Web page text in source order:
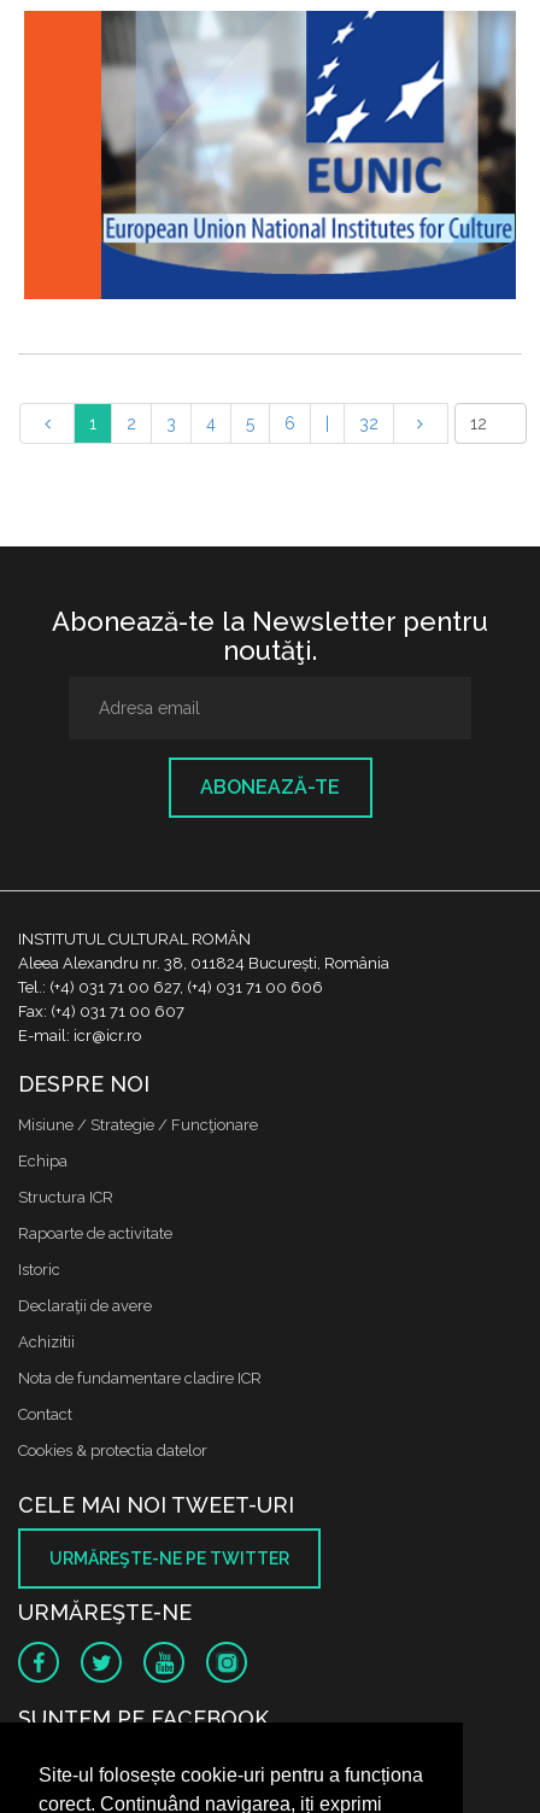
Site-ul folosește cookie-uri pentru a funcționa
corect. Continuând navigarea, iți exprimi
1 2 3 4 5 6 32
Abonează-te la Newsletter pentru
noutăţi.
ABONEAZĂ-TE
INSTITUTUL CULTURAL ROMÂN
Aleea Alexandru nr. 38, 011824 București, România
Tel.: (+4) 031 71 00 627, (+4) 031 71 00 606
Fax: (+4) 031 71 00 607
E-mail: icr@icr.ro
DESPRE NOI
Misiune / Strategie / Funcţionare
Echipa
Structura ICR
Rapoarte de activitate
Istoric
Declaraţii de avere
Achizitii
Nota de fundamentare cladire ICR
Contact
Cookies & protectia datelor
CELE MAI NOI TWEET-URI
URMĂREŞTE-NE PE TWITTER
URMĂREŞTE-NE
SUNTEM PE FACEBOOK